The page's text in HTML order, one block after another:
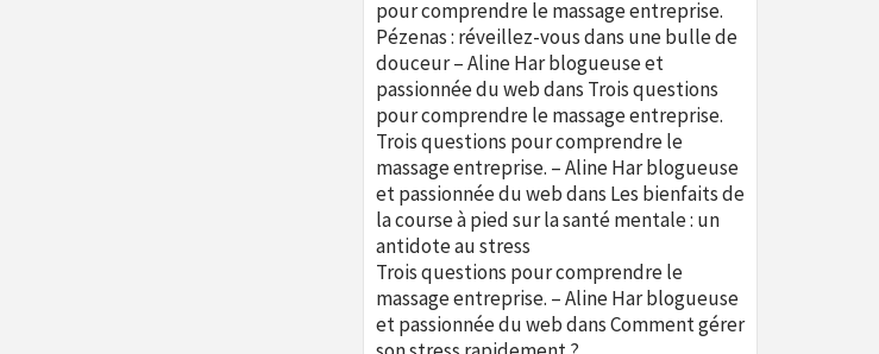
pour comprendre le massage entreprise.
Pézenas : réveillez-vous dans une bulle de
douceur – Aline Har blogueuse et
passionnée du webdans Trois questions
pour comprendre le massage entreprise.
Trois questions pour comprendre le
massage entreprise. – Aline Har blogueuse
et passionnée du webdans Les bienfaits de
la course à pied sur la santé mentale : un
antidote au stress
Trois questions pour comprendre le
massage entreprise. – Aline Har blogueuse
et passionnée du webdansComment gérer